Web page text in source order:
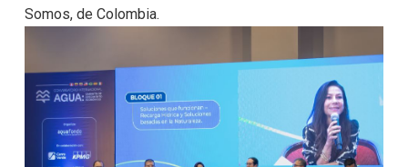
Somos, de Colombia.